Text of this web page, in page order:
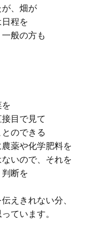
、​畑が​
程を​
般の​方も​
目で​見て​
のできる​
薬や​化学肥料を​
いので、​それを​
断を​
えきれない分、​
ています。